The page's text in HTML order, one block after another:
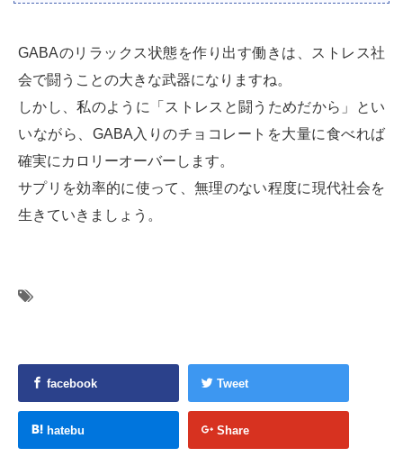
GABAのリラックス状態を作り出す働きは、ストレス社
会で闘うことの大きな武器になりますね。
しかし、私のように「ストレスと闘うためだから」とい
いながら、GABA入りのチョコレートを大量に食べれば
確実にカロリーオーバーします。
サプリを効率的に使って、無理のない程度に現代社会を
生きていきましょう。
facebook Tweet
hatebu Share